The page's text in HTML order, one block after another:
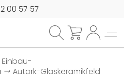
00 57 57
Einbau-
Autark-Glaskeramikfeld